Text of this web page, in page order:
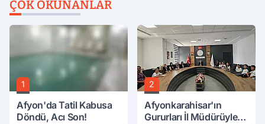
ÇOK OKUNANLAR
1
Afyon'da Tatil Kabusa
Döndü, Acı Son!
2
Afyonkarahisar'ın
Gururları İl Müdürüyle